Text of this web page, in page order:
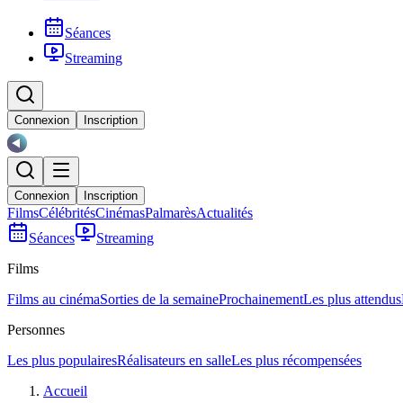
Séances
Streaming
Connexion Inscription
Connexion Inscription
FilmsCélébritésCinémasPalmarèsActualités
Séances
Streaming
Films
Films au cinémaSorties de la semaineProchainementLes plus attendus
Personnes
Les plus populairesRéalisateurs en salleLes plus récompensées
Accueil